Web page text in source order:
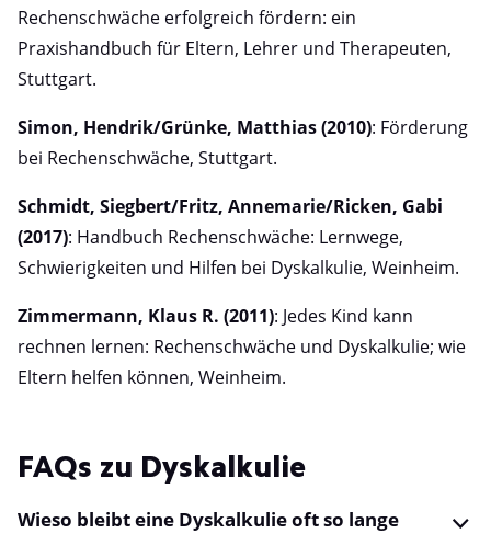
Rechenschwäche erfolgreich fördern: ein
Praxishandbuch für Eltern, Lehrer und Therapeuten,
Stuttgart.
Simon, Hendrik/Grünke, Matthias (2010): Förderung
bei Rechenschwäche, Stuttgart.
Schmidt, Siegbert/Fritz, Annemarie/Ricken, Gabi
(2017): Handbuch Rechenschwäche: Lernwege,
Schwierigkeiten und Hilfen bei Dyskalkulie, Weinheim.
Zimmermann, Klaus R. (2011): Jedes Kind kann
rechnen lernen: Rechenschwäche und Dyskalkulie; wie
Eltern helfen können, Weinheim.
FAQs zu Dyskalkulie
Wieso bleibt eine Dyskalkulie oft so lange